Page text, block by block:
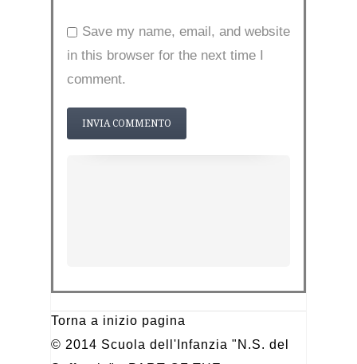
Save my name, email, and website
in this browser for the next time I
comment.
Torna a inizio pagina
© 2014 Scuola dell'Infanzia "N.S. del